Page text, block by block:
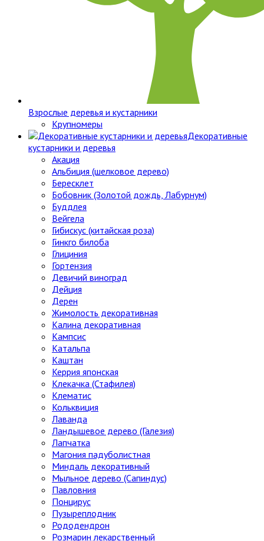
Взрослые деревья и кустарники
Крупномеры
Декоративные
кустарники и деревья
Акация
Альбиция (шелковое дерево)
Бересклет
Бобовник (Золотой дождь, Лабурнум)
Буддлея
Вейгела
Гибискус (китайская роза)
Гинкго билоба
Глициния
Гортензия
Девичий виноград
Дейция
Дерен
Жимолость декоративная
Калина декоративная
Кампсис
Катальпа
Каштан
Керрия японская
Клекачка (Стафилея)
Клематис
Кольквиция
Лаванда
Ландышевое дерево (Галезия)
Лапчатка
Магония падуболистная
Миндаль декоративный
Мыльное дерево (Сапиндус)
Павловния
Понцирус
Пузыреплодник
Рододендрон
Розмарин лекарственный